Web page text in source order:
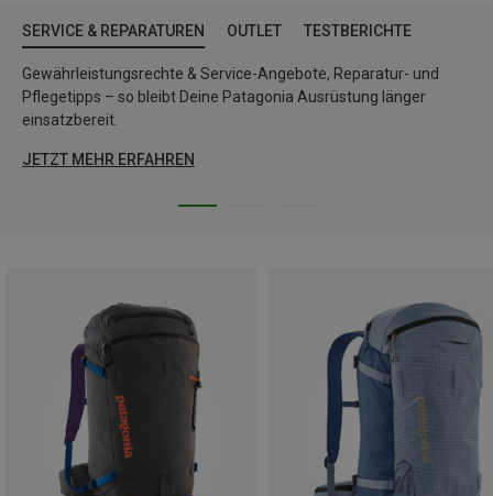
SERVICE & REPARATUREN OUTLET TESTBERICHTE
Gewährleistungsrechte & Service-Angebote, Reparatur- und
Pflegetipps – so bleibt Deine Patagonia Ausrüstung länger
einsatzbereit.
JETZT MEHR ERFAHREN